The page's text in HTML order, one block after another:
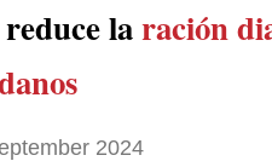
laración
2024